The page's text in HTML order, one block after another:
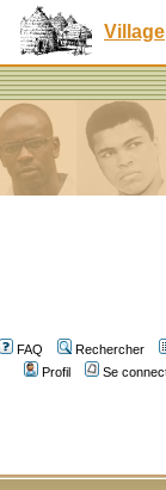
Village
FAQ
Rechercher
Profil
Se